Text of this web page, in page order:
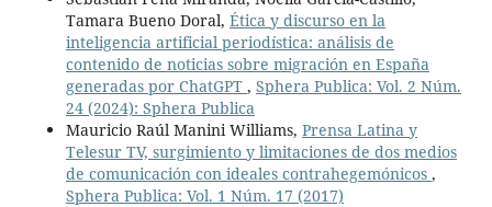
Tamara Bueno Doral, Ética y discurso en la
inteligencia artificial periodística: análisis de
contenido de noticias sobre migración en España
generadas por ChatGPT , Sphera Publica: Vol. 2 Núm.
24 (2024): Sphera Publica
Mauricio Raúl Manini Williams, Prensa Latina y
Telesur TV, surgimiento y limitaciones de dos medios
de comunicación con ideales contrahegemónicos ,
Sphera Publica: Vol. 1 Núm. 17 (2017)